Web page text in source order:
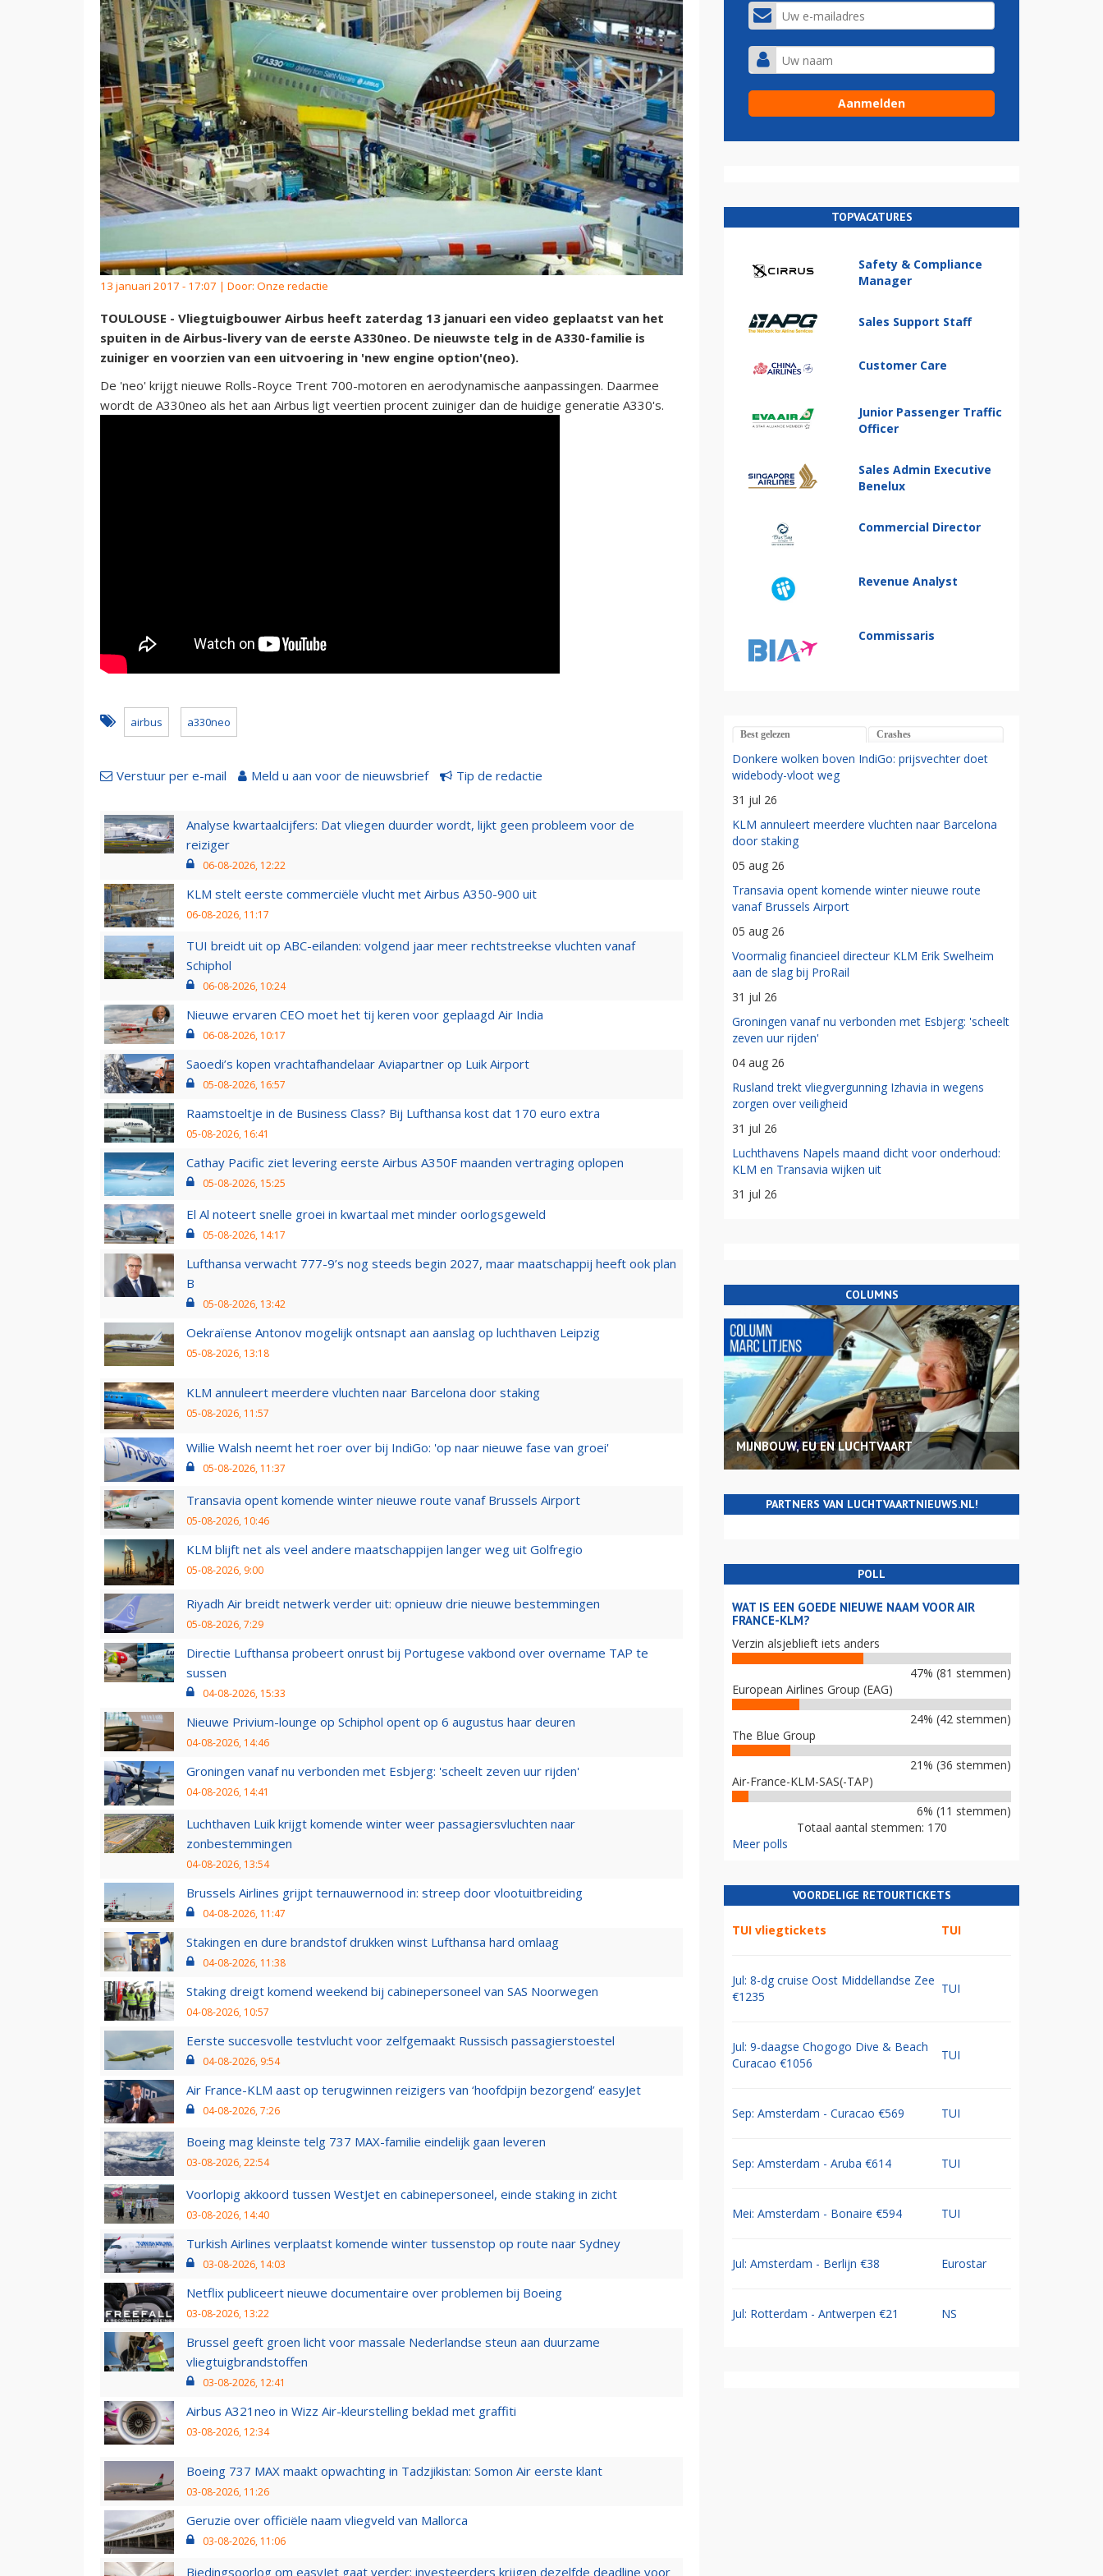
13 januari 2017 - 17:07 | Door: Onze redactie
TOULOUSE - Vliegtuigbouwer Airbus heeft zaterdag 13 januari een video geplaatst van het
spuiten in de Airbus-livery van de eerste A330neo. De nieuwste telg in de A330-familie is
zuiniger en voorzien van een uitvoering in 'new engine option'(neo).
De 'neo' krijgt nieuwe Rolls-Royce Trent 700-motoren en aerodynamische aanpassingen. Daarmee
wordt de A330neo als het aan Airbus ligt veertien procent zuiniger dan de huidige generatie A330's.
airbus a330neo
Verstuur per e-mail Meld u aan voor de nieuwsbrief Tip de redactie
Analyse kwartaalcijfers: Dat vliegen duurder wordt, lijkt geen probleem voor de
reiziger
06-08-2026, 12:22
KLM stelt eerste commerciële vlucht met Airbus A350-900 uit
06-08-2026, 11:17
TUI breidt uit op ABC-eilanden: volgend jaar meer rechtstreekse vluchten vanaf
Schiphol
06-08-2026, 10:24
Nieuwe ervaren CEO moet het tij keren voor geplaagd Air India
06-08-2026, 10:17
Saoedi’s kopen vrachtafhandelaar Aviapartner op Luik Airport
05-08-2026, 16:57
Raamstoeltje in de Business Class? Bij Lufthansa kost dat 170 euro extra
05-08-2026, 16:41
Cathay Pacific ziet levering eerste Airbus A350F maanden vertraging oplopen
05-08-2026, 15:25
El Al noteert snelle groei in kwartaal met minder oorlogsgeweld
05-08-2026, 14:17
Lufthansa verwacht 777-9’s nog steeds begin 2027, maar maatschappij heeft ook plan
B
05-08-2026, 13:42
Oekraïense Antonov mogelijk ontsnapt aan aanslag op luchthaven Leipzig
05-08-2026, 13:18
KLM annuleert meerdere vluchten naar Barcelona door staking
05-08-2026, 11:57
Willie Walsh neemt het roer over bij IndiGo: 'op naar nieuwe fase van groei'
05-08-2026, 11:37
Transavia opent komende winter nieuwe route vanaf Brussels Airport
05-08-2026, 10:46
KLM blijft net als veel andere maatschappijen langer weg uit Golfregio
05-08-2026, 9:00
Riyadh Air breidt netwerk verder uit: opnieuw drie nieuwe bestemmingen
05-08-2026, 7:29
Directie Lufthansa probeert onrust bij Portugese vakbond over overname TAP te
sussen
04-08-2026, 15:33
Nieuwe Privium-lounge op Schiphol opent op 6 augustus haar deuren
04-08-2026, 14:46
Groningen vanaf nu verbonden met Esbjerg: 'scheelt zeven uur rijden'
04-08-2026, 14:41
Luchthaven Luik krijgt komende winter weer passagiersvluchten naar
zonbestemmingen
04-08-2026, 13:54
Brussels Airlines grijpt ternauwernood in: streep door vlootuitbreiding
04-08-2026, 11:47
Stakingen en dure brandstof drukken winst Lufthansa hard omlaag
04-08-2026, 11:38
Staking dreigt komend weekend bij cabinepersoneel van SAS Noorwegen
04-08-2026, 10:57
Eerste succesvolle testvlucht voor zelfgemaakt Russisch passagierstoestel
04-08-2026, 9:54
Air France-KLM aast op terugwinnen reizigers van ‘hoofdpijn bezorgend’ easyJet
04-08-2026, 7:26
Boeing mag kleinste telg 737 MAX-familie eindelijk gaan leveren
03-08-2026, 22:54
Voorlopig akkoord tussen WestJet en cabinepersoneel, einde staking in zicht
03-08-2026, 14:40
Turkish Airlines verplaatst komende winter tussenstop op route naar Sydney
03-08-2026, 14:03
Netflix publiceert nieuwe documentaire over problemen bij Boeing
03-08-2026, 13:22
Brussel geeft groen licht voor massale Nederlandse steun aan duurzame
vliegtuigbrandstoffen
03-08-2026, 12:41
Airbus A321neo in Wizz Air-kleurstelling beklad met graffiti
03-08-2026, 12:34
Boeing 737 MAX maakt opwachting in Tadzjikistan: Somon Air eerste klant
03-08-2026, 11:26
Geruzie over officiële naam vliegveld van Mallorca
03-08-2026, 11:06
Biedingsoorlog om easyJet gaat verder: investeerders krijgen dezelfde deadline voor
TOPVACATURES
Safety & Compliance
Manager
Sales Support Staff
Customer Care
Junior Passenger Traffic
Officer
Sales Admin Executive
Benelux
Commercial Director
Revenue Analyst
Commissaris
Best gelezen Crashes
Donkere wolken boven IndiGo: prijsvechter doet
widebody-vloot weg
31 jul 26
KLM annuleert meerdere vluchten naar Barcelona
door staking
05 aug 26
Transavia opent komende winter nieuwe route
vanaf Brussels Airport
05 aug 26
Voormalig financieel directeur KLM Erik Swelheim
aan de slag bij ProRail
31 jul 26
Groningen vanaf nu verbonden met Esbjerg: 'scheelt
zeven uur rijden'
04 aug 26
Rusland trekt vliegvergunning Izhavia in wegens
zorgen over veiligheid
31 jul 26
Luchthavens Napels maand dicht voor onderhoud:
KLM en Transavia wijken uit
31 jul 26
COLUMNS
MIJNBOUW, EU EN LUCHTVAART
PARTNERS VAN LUCHTVAARTNIEUWS.NL!
POLL
WAT IS EEN GOEDE NIEUWE NAAM VOOR AIR
FRANCE-KLM?
Verzin alsjeblieft iets anders
47% (81 stemmen)
European Airlines Group (EAG)
24% (42 stemmen)
The Blue Group
21% (36 stemmen)
Air-France-KLM-SAS(-TAP)
6% (11 stemmen)
Totaal aantal stemmen: 170
Meer polls
VOORDELIGE RETOURTICKETS
TUI vliegtickets TUI
Jul: 8-dg cruise Oost Middellandse Zee
€1235
TUI
Jul: 9-daagse Chogogo Dive & Beach
Curacao €1056
TUI
Sep: Amsterdam - Curacao €569 TUI
Sep: Amsterdam - Aruba €614 TUI
Mei: Amsterdam - Bonaire €594 TUI
Jul: Amsterdam - Berlijn €38 Eurostar
Jul: Rotterdam - Antwerpen €21 NS